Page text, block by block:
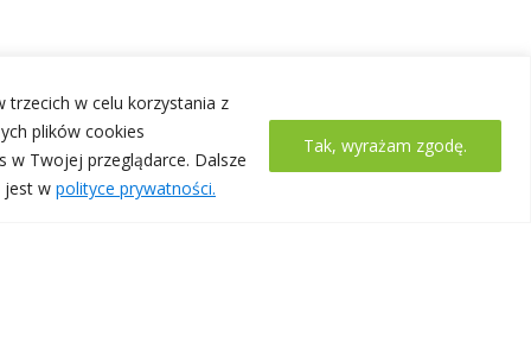
trzecich w celu korzystania z
plików cookies
w Twojej przeglądarce. Dalsze
jest w polityce prywatności.
Tak, wyrażam zgodę.